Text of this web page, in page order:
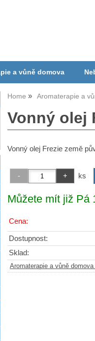
a vůně domova
Home Aromaterapie a
Vonný olej
Vonný olej Frezie země
ks
Můžete mít již Pá
Cena:
Dostupnost:
Sklad:
Aromaterapie a vůně domova